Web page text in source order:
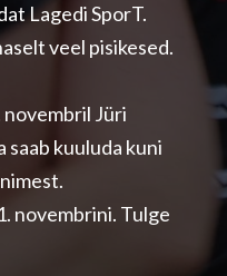
Lagedi SporT.
veel pisikesed.
Jüri
saab kuuluda kuni
novembrini. Tulge